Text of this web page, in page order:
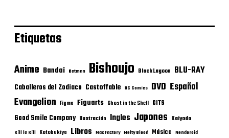
Etiquetas
Anime Bandai Batman Bishoujo Black Lagoon BLU-RAY
Caballeros del Zodiaco Castoffable DC Comics DVD Español
Evangelion Figma Figuarts Ghost in the Shell GITS
Good Smile Company Ilustración Ingles Japones Kaiyodo
Kill la Kill Kotobukiya Libros Max Factory Melty Blood Música Nendoroid